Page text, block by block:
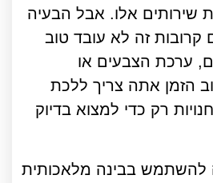
שירותים אלו. אבל הבעיה
זה לא עובד טוב
ערכת הצבעים או
הזמן אתה צריך ללכת
רק כדי למצוא בדיוק
להשתמש בבינה מלאכותית